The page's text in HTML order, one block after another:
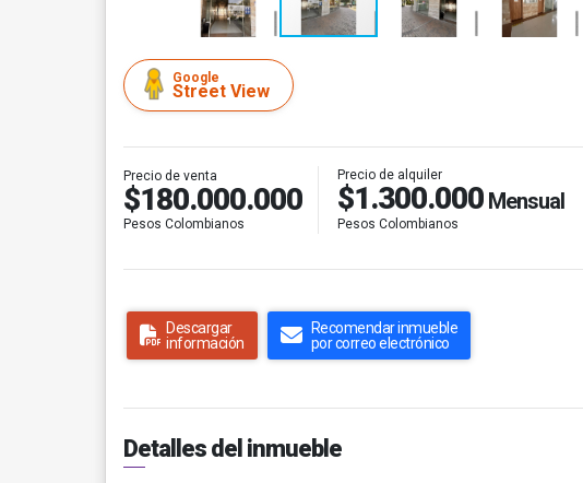
Google
Street View
Precio de venta
$180.000.000
Pesos Colombianos
Precio de alquiler
$1.300.000 Mensual
Pesos Colombianos
Descargar
información
Recomendar inmueble
por correo electrónico
Detalles del inmueble